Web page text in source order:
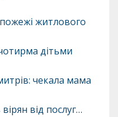
житлового
дітьми
чекала мама
від послуг…